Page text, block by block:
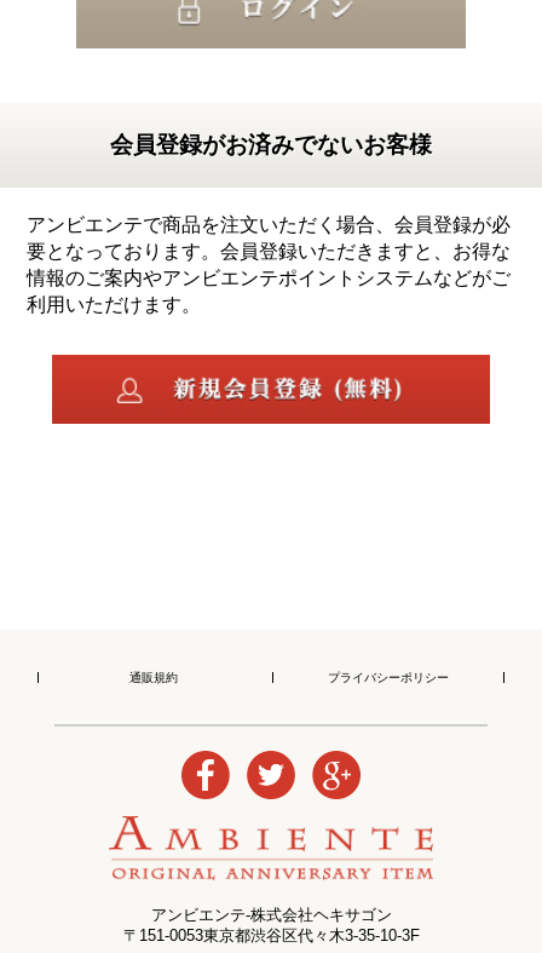
会員登録がお済みでないお客様
アンビエンテで商品を注文いただく場合、会員登録が必
要となっております。会員登録いただきますと、お得な
情報のご案内やアンビエンテポイントシステムなどがご
利用いただけます。
通販規約 プライバシーポリシー
アンビエンテ-株式会社ヘキサゴン
〒151-0053東京都渋谷区代々木3-35-10-3F